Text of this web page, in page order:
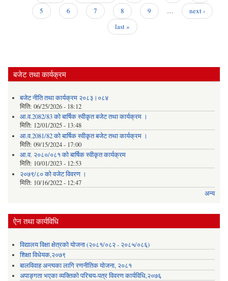
5
6 7 8 9 …
next ›
last »
बजेट तथा कार्यक्रम
बजेट नीति तथा कार्यक्रम २०८३।०८४
मिति: 06/25/2026 - 18:12
आ.व.2082/83 को बार्षिक स्वीकृत बजेट तथा कार्यक्रम ।
मिति: 12/01/2025 - 13:48
आ.व.2081/82 को बार्षिक स्वीकृत बजेट तथा कार्यक्रम ।
मिति: 09/15/2024 - 17:00
आ.व. २०८०/०८१ को बार्षिक स्वीकृत कार्यक्रम
मिति: 10/01/2023 - 12:53
२०७९/८० को वजेट विवरण ।
मिति: 10/16/2022 - 12:47
अन्य
ऐन तथा कार्यविधि
विद्यालय विक्षा क्षेत्रको योजना (२०८१/०८२ - २०८५/०८६)
शिक्षा विधेयक,२०७९
बालविवाह अन्त्यका लागि रणनीतिक योजना, २०८१
अपाङ्गता भएका व्यक्तिको परिचय-पत्र विवरण कार्यविधि,२०७६